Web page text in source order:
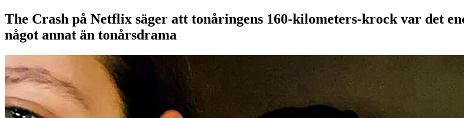
The Crash på Netflix säger att tonåringens 160-kilometers-krock var det
något annat än tonårsdrama